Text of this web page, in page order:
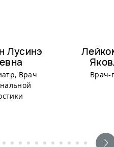
Лусинэ
Врач
Врач-